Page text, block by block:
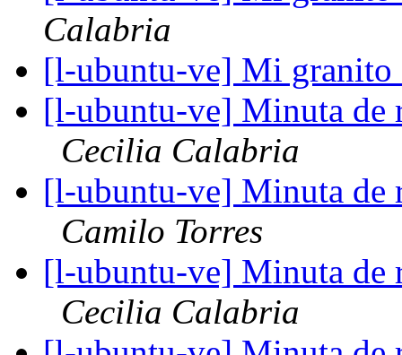
Calabria
[l-ubuntu-ve] Mi granito
[l-ubuntu-ve] Minuta de
Cecilia Calabria
[l-ubuntu-ve] Minuta de
Camilo Torres
[l-ubuntu-ve] Minuta de
Cecilia Calabria